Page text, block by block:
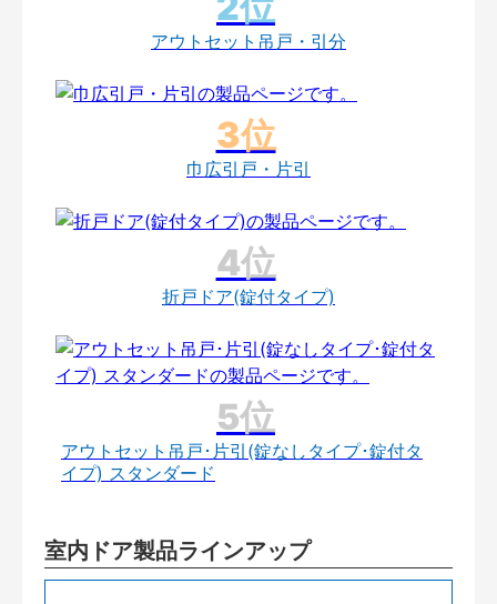
アウトセット吊戸・引分
巾広引戸・片引
折戸ドア(錠付タイプ)
アウトセット吊戸･片引(錠なしタイプ･錠付タ
イプ) スタンダード
室内ドア製品ラインアップ